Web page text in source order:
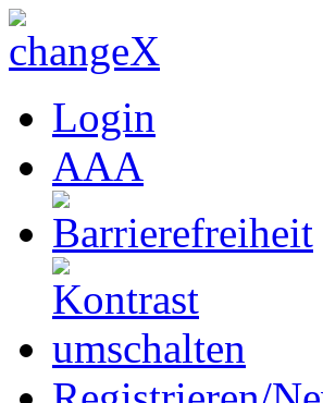
Login
AAA